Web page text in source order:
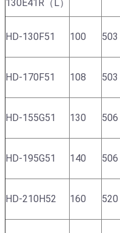
130E41R（L）
HD-130F51 100 503
HD-170F51 108 503
HD-155G51 130 506
HD-195G51 140 506
HD-210H52 160 520